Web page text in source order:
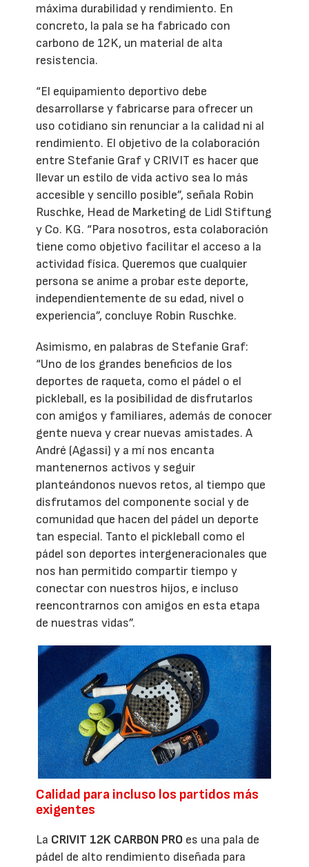
máxima durabilidad y rendimiento. En
concreto, la pala se ha fabricado con
carbono de 12K, un material de alta
resistencia.
“El equipamiento deportivo debe
desarrollarse y fabricarse para ofrecer un
uso cotidiano sin renunciar a la calidad ni al
rendimiento. El objetivo de la colaboración
entre Stefanie Graf y CRIVIT es hacer que
llevar un estilo de vida activo sea lo más
accesible y sencillo posible”, señala Robin
Ruschke, Head de Marketing de Lidl Stiftung
y Co. KG. “Para nosotros, esta colaboración
tiene como objetivo facilitar el acceso a la
actividad física. Queremos que cualquier
persona se anime a probar este deporte,
independientemente de su edad, nivel o
experiencia”, concluye Robin Ruschke.
Asimismo, en palabras de Stefanie Graf:
“Uno de los grandes beneficios de los
deportes de raqueta, como el pádel o el
pickleball, es la posibilidad de disfrutarlos
con amigos y familiares, además de conocer
gente nueva y crear nuevas amistades. A
André (Agassi) y a mí nos encanta
mantenernos activos y seguir
planteándonos nuevos retos, al tiempo que
disfrutamos del componente social y de
comunidad que hacen del pádel un deporte
tan especial. Tanto el pickleball como el
pádel son deportes intergeneracionales que
nos han permitido compartir tiempo y
conectar con nuestros hijos, e incluso
reencontrarnos con amigos en esta etapa
de nuestras vidas”.
Calidad para incluso los partidos más
exigentes
La CRIVIT 12K CARBON PRO es una pala de
pádel de alto rendimiento diseñada para